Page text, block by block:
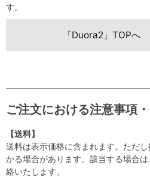
す。
「Duora2」TOPへ
ご注文における注意事項
【送料】
送料は表示価格に含まれます。ただ
かる場合があります。該当する場合
絡いたします。